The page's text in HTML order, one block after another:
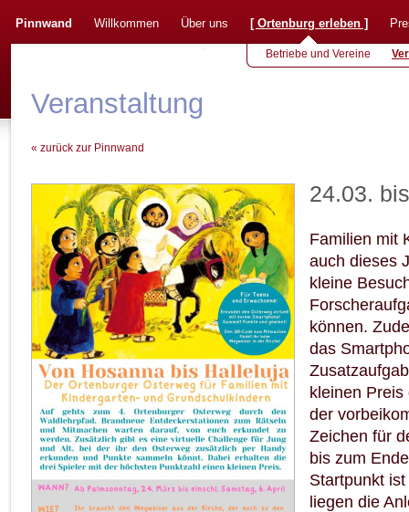
Pinnwand Willkommen Über uns [ Ortenburg erleben ]
Betriebe und Vereine
Veranstaltung
« zurück zur Pinnwand
24.03.
Familien mit
auch dieses
kleine
können.
das
kleinen
der
Zeichen für
bis zum
Startpunkt
liegen die